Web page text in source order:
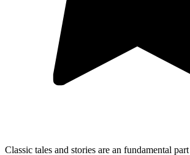
Classic tales and stories are an fundamental